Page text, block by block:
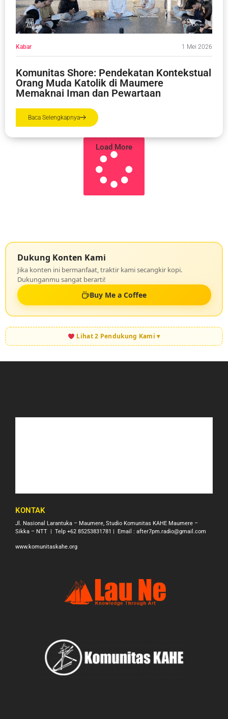
Kabar 1 Mei 2026
Komunitas Shore: Pendekatan Kontekstual
Orang Muda Katolik di Maumere
Memaknai Iman dan Pewartaan
Baca Selengkapnya
Load More
Dukung Konten Kami
Jika konten ini bermanfaat, traktir kami secangkir kopi.
Dukunganmu sangat berarti!
Buy Me a Coffee
Lihat 2 Pendukung Kami ▾
KONTAK
Jl. Nasional Larantuka – Maumere, Studio Komunitas KAHE Maumere –
Sikka – NTT | Telp +62 85253831781 | Email : after7pm.radio@gmail.com
www.komunitaskahe.org